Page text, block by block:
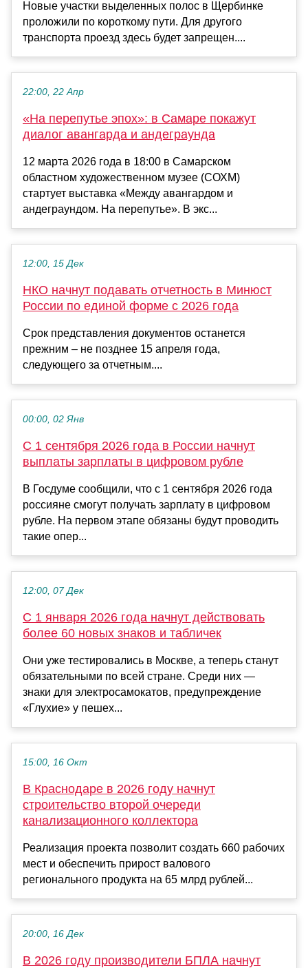
Новые участки выделенных полос в Щербинке
проложили по короткому пути. Для другого
транспорта проезд здесь будет запрещен....
22:00, 22 Апр
«На перепутье эпох»: в Самаре покажут
диалог авангарда и андеграунда
12 марта 2026 года в 18:00 в Самарском
областном художественном музее (СОХМ)
стартует выставка «Между авангардом и
андеграундом. На перепутье». В экс...
12:00, 15 Дек
НКО начнут подавать отчетность в Минюст
России по единой форме с 2026 года
Срок представления документов останется
прежним – не позднее 15 апреля года,
следующего за отчетным....
00:00, 02 Янв
С 1 сентября 2026 года в России начнут
выплаты зарплаты в цифровом рубле
В Госдуме сообщили, что с 1 сентября 2026 года
россияне смогут получать зарплату в цифровом
рубле. На первом этапе обязаны будут проводить
такие опер...
12:00, 07 Дек
С 1 января 2026 года начнут действовать
более 60 новых знаков и табличек
Они уже тестировались в Москве, а теперь станут
обязательными по всей стране. Среди них —
знаки для электросамокатов, предупреждение
«Глухие» у пешех...
15:00, 16 Окт
В Краснодаре в 2026 году начнут
строительство второй очереди
канализационного коллектора
Реализация проекта позволит создать 660 рабочих
мест и обеспечить прирост валового
регионального продукта на 65 млрд рублей...
20:00, 16 Дек
В 2026 году производители БПЛА начнут